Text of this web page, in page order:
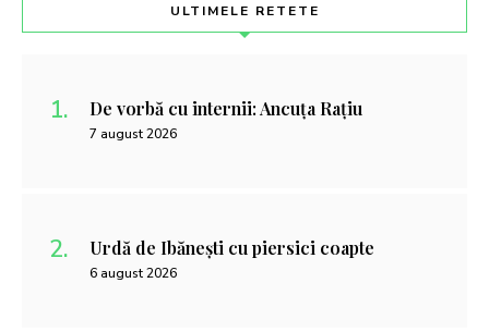
ULTIMELE RETETE
De vorbă cu internii: Ancuța Rațiu
7 august 2026
Urdă de Ibănești cu piersici coapte
6 august 2026